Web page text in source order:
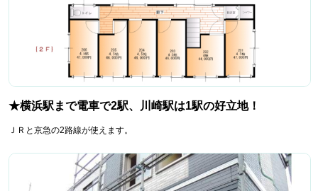
★横浜駅まで電車で2駅、川崎駅は1駅の好立地！
ＪＲと京急の2路線が使えます。